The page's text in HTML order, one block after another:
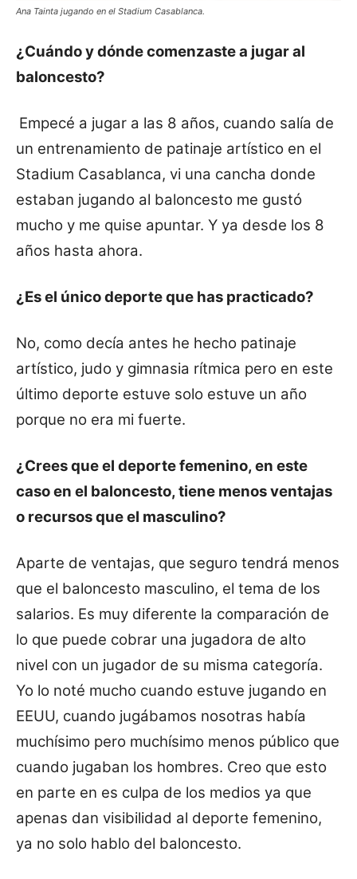
Ana Tainta jugando en el Stadium Casablanca.
¿Cuándo y dónde comenzaste a jugar al
baloncesto?
Empecé a jugar a las 8 años, cuando salía de
un entrenamiento de patinaje artístico en el
Stadium Casablanca, vi una cancha donde
estaban jugando al baloncesto me gustó
mucho y me quise apuntar. Y ya desde los 8
años hasta ahora.
¿Es el único deporte que has practicado?
No, como decía antes he hecho patinaje
artístico, judo y gimnasia rítmica pero en este
último deporte estuve solo estuve un año
porque no era mi fuerte.
¿Crees que el deporte femenino, en este
caso en el baloncesto, tiene menos ventajas
o recursos que el masculino?
Aparte de ventajas, que seguro tendrá menos
que el baloncesto masculino, el tema de los
salarios. Es muy diferente la comparación de
lo que puede cobrar una jugadora de alto
nivel con un jugador de su misma categoría.
Yo lo noté mucho cuando estuve jugando en
EEUU, cuando jugábamos nosotras había
muchísimo pero muchísimo menos público que
cuando jugaban los hombres. Creo que esto
en parte en es culpa de los medios ya que
apenas dan visibilidad al deporte femenino,
ya no solo hablo del baloncesto.